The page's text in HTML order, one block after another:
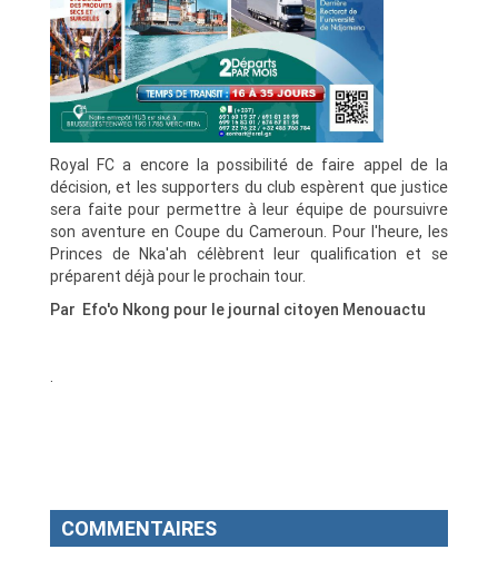
Royal FC a encore la possibilité de faire appel de la
décision, et les supporters du club espèrent que justice
sera faite pour permettre à leur équipe de poursuivre
son aventure en Coupe du Cameroun. Pour l'heure, les
Princes de Nka'ah célèbrent leur qualification et se
préparent déjà pour le prochain tour.
Par Efo'o Nkong pour le journal citoyen Menouactu
.
COMMENTAIRES